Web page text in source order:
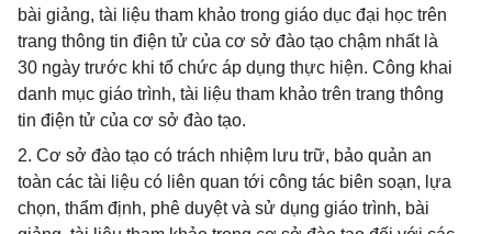
bài giảng, tài liệu tham khảo trong giáo dục đại học trên
trang thông tin điện tử của cơ sở đào tạo chậm nhất là
30 ngày trước khi tổ chức áp dụng thực hiện. Công khai
danh mục giáo trình, tài liệu tham khảo trên trang thông
tin điện tử của cơ sở đào tạo.
2. Cơ sở đào tạo có trách nhiệm lưu trữ, bảo quản an
toàn các tài liệu có liên quan tới công tác biên soạn, lựa
chọn, thẩm định, phê duyệt và sử dụng giáo trình, bài